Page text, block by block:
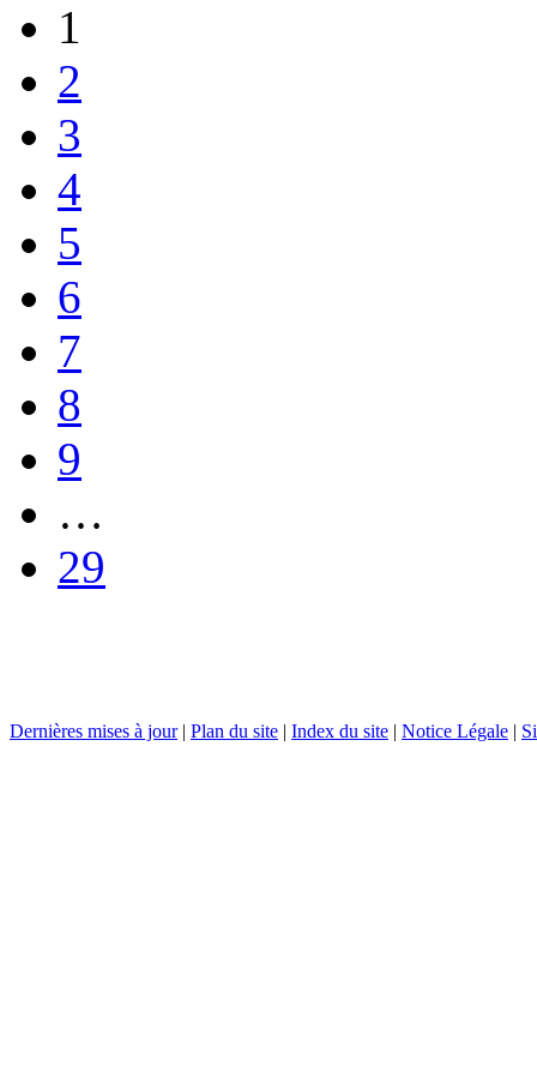
1
2
3
4
5
6
7
8
9
…
29
Dernières mises à jour| Plan du site | Index du site | Notice Légale |